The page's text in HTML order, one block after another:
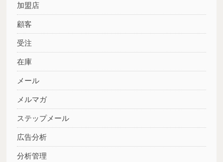
加盟店
顧客
受注
在庫
メール
メルマガ
ステップメール
広告分析
分析管理